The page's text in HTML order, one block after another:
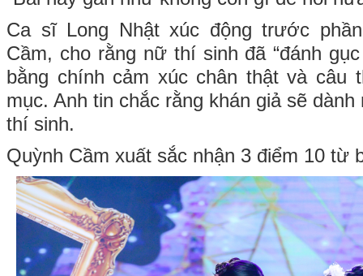
Ca sĩ Long Nhật xúc động trước
Cầm, cho rằng nữ thí sinh đã “đánh
bằng chính cảm xúc chân thật và câu
mục. Anh tin chắc rằng khán giả sẽ
thí sinh.
Quỳnh Cầm xuất sắc nhận 3 điểm 10 từ